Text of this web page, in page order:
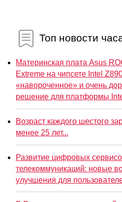
Топ новости
Материнская плата Asus
Extreme на чипсете Intel
«навороченное» и очень
решение для платформы
Возраст каждого шестого
менее 25 лет...
Развитие цифровых
телекоммуникаций: новые
улучшения для